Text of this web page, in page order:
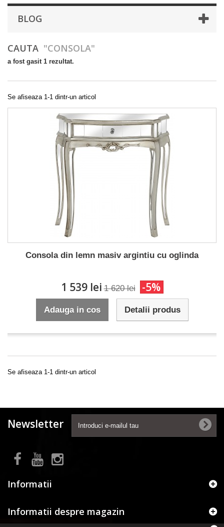
BLOG
CAUTA "CONSOLA"
a fost gasit 1 rezultat.
Se afiseaza 1-1 dintr-un articol
Consola din lemn masiv argintiu cu oglinda
1 539 lei 1 620 lei -5%
Adauga in cos Detalii produs
Se afiseaza 1-1 dintr-un articol
Newsletter
Informatii
Informatii despre magazin